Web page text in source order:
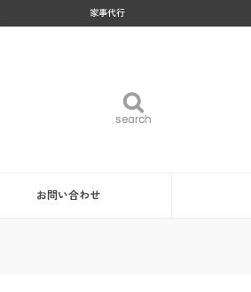
家事代行
search
search
お問い合わせ